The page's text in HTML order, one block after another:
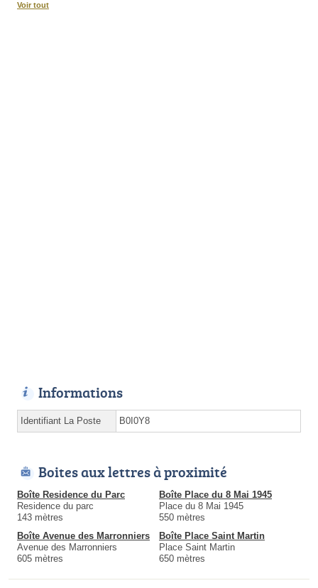
Voir tout
Informations
Identifiant La Poste B0I0Y8
Boites aux lettres à proximité
Boîte Residence du Parc
Residence du parc
143 mètres
Boîte Place du 8 Mai 1945
Place du 8 Mai 1945
550 mètres
Boîte Avenue des Marronniers
Avenue des Marronniers
605 mètres
Boîte Place Saint Martin
Place Saint Martin
650 mètres